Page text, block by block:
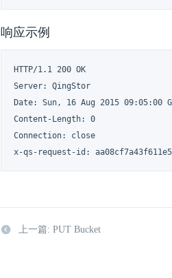
响应示例
HTTP/1.1 200 OK
Server: QingStor
Date: Sun, 16 Aug 2015 09:05:00
Content-Length: 0
Connection: close
x-qs-request-id:
上一篇: PUT Bucket